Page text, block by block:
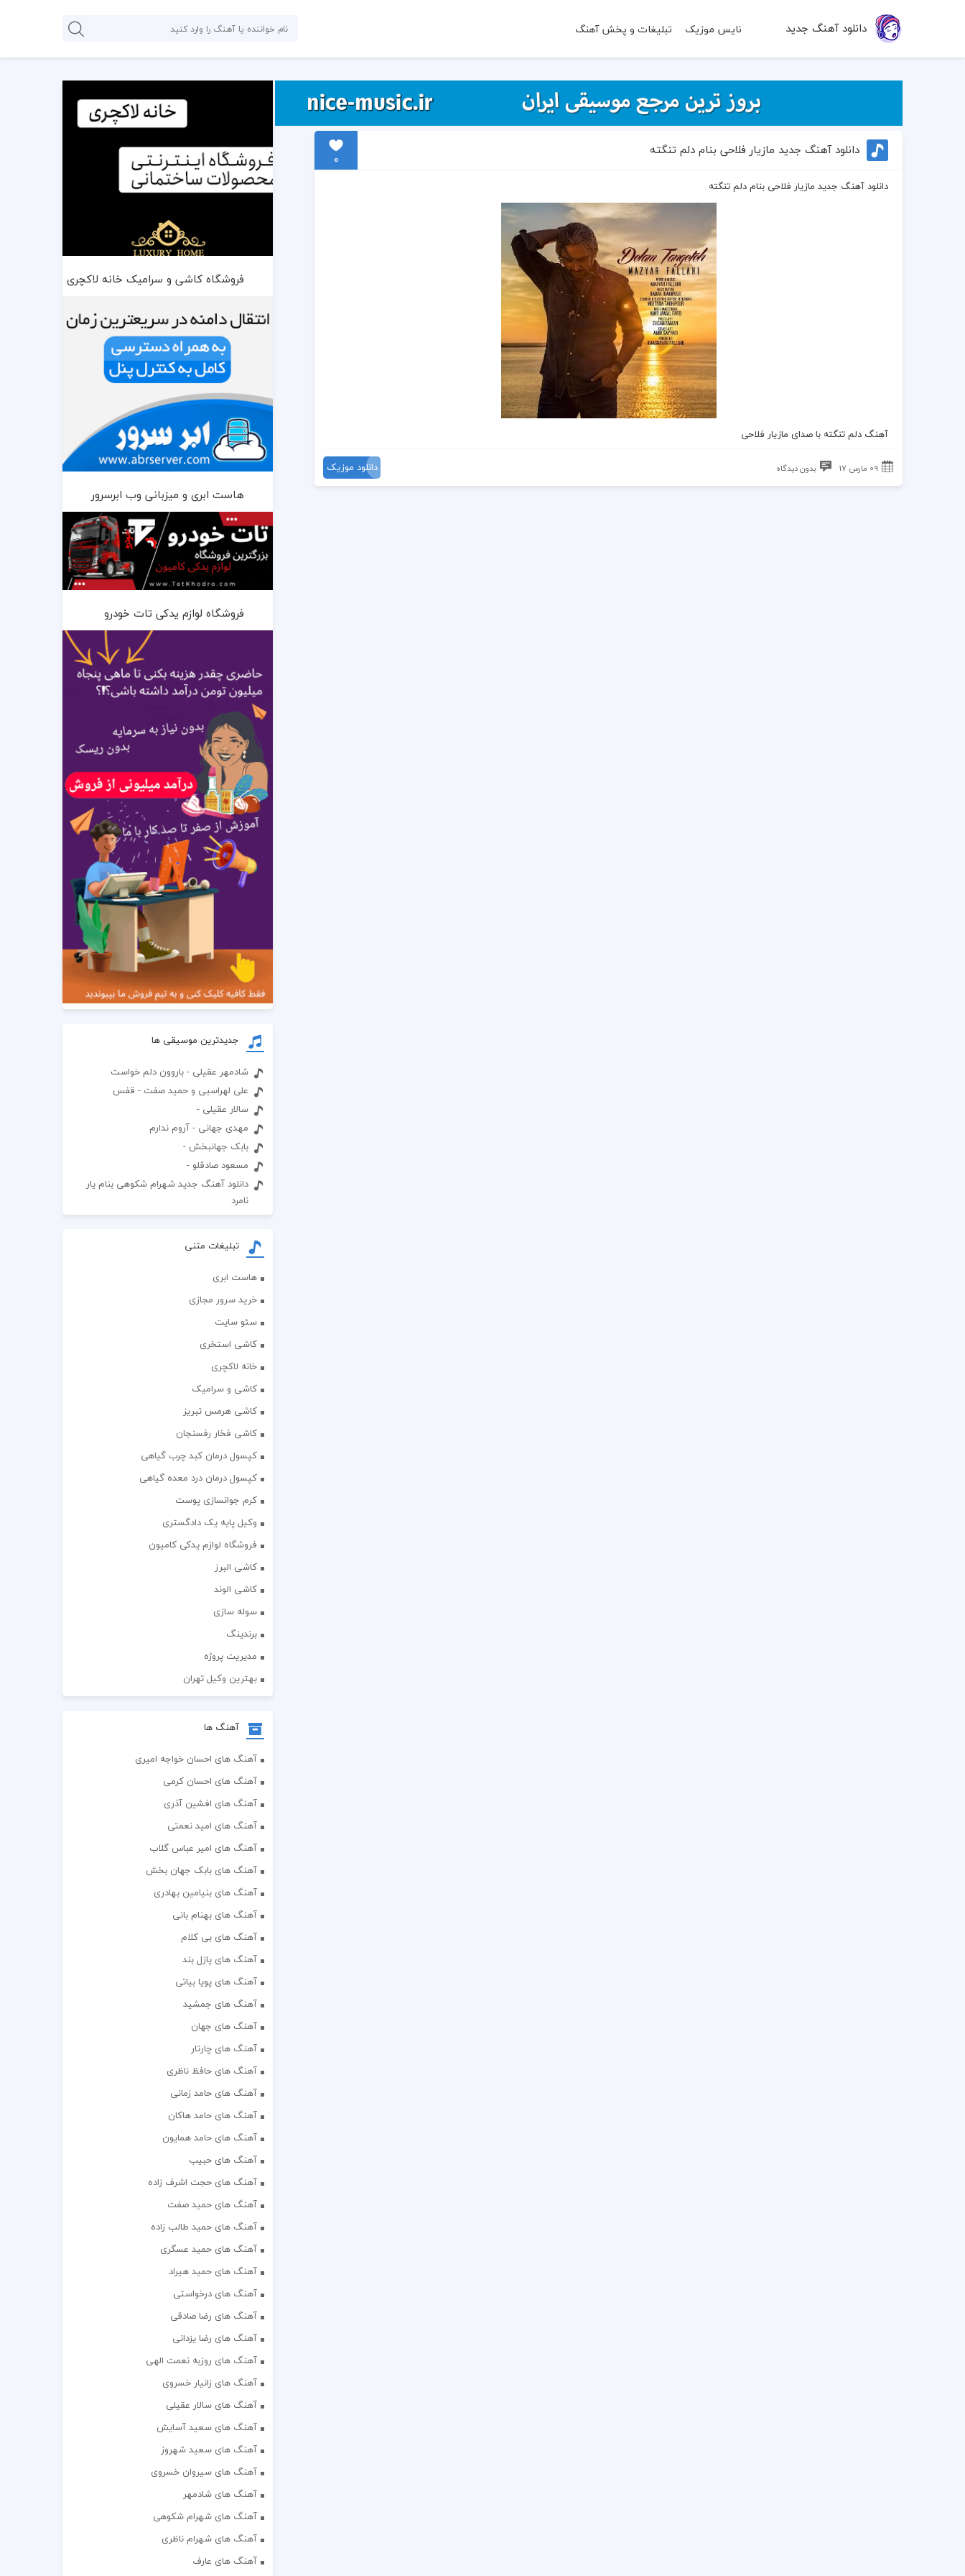
دانلود آهنگ جدید نایس موزیک تبلیغات و پخش آهنگ
دانلود آهنگ جدید مازیار فلاحی بنام دلم تنگته
0
دانلود آهنگ جدید مازیار فلاحی بنام دلم تنگته
آهنگ دلم تنگته با صدای مازیار فلاحی
09 مارس 17 بدون دیدگاه دانلود موزیک
فروشگاه کاشی و سرامیک خانه لاکچری
هاست ابری و میزبانی وب ابرسرور
فروشگاه لوازم یدکی تات خودرو
جدیدترین موسیقی ها
شادمهر عقیلی - باروون دلم خواست
علی لهراسبی و حمید صفت - قفس
سالار عقیلی -
مهدی جهانی - آروم ندارم
بابک جهانبخش -
مسعود صادقلو -
دانلود آهنگ جدید شهرام شکوهی بنام یار
نامرد
تبلیغات متنی
هاست ابری
خرید سرور مجازی
سئو سایت
کاشی استخری
خانه لاکچری
کاشی و سرامیک
کاشی هرمس تبریز
کاشی فخار رفسنجان
کپسول درمان کبد چرب گیاهی
کپسول درمان درد معده گیاهی
کرم جوانسازی پوست
وکیل پایه یک دادگستری
فروشگاه لوازم یدکی کامیون
کاشی البرز
کاشی الوند
سوله سازی
برندینگ
مدیریت پروژه
بهترین وکیل تهران
آهنگ ها
آهنگ های احسان خواجه امیری
آهنگ های احسان کرمی
آهنگ های افشین آذری
آهنگ های امید نعمتی
آهنگ های امیر عباس گلاب
آهنگ های بابک جهان بخش
آهنگ های بنیامین بهادری
آهنگ های بهنام بانی
آهنگ های بی کلام
آهنگ های پازل بند
آهنگ های پویا بیاتی
آهنگ های جمشید
آهنگ های جهان
آهنگ های چارتار
آهنگ های حافظ ناظری
آهنگ های حامد زمانی
آهنگ های حامد هاکان
آهنگ های حامد همایون
آهنگ های حبیب
آهنگ های حجت اشرف زاده
آهنگ های حمید صفت
آهنگ های حمید طالب زاده
آهنگ های حمید عسگری
آهنگ های حمید هیراد
آهنگ های درخواستی
آهنگ های رضا صادقی
آهنگ های رضا یزدانی
آهنگ های روزبه نعمت الهی
آهنگ های زانیار خسروی
آهنگ های سالار عقیلی
آهنگ های سعید آسایش
آهنگ های سعید شهروز
آهنگ های سیروان خسروی
آهنگ های شادمهر
آهنگ های شهرام شکوهی
آهنگ های شهرام ناظری
آهنگ های عارف